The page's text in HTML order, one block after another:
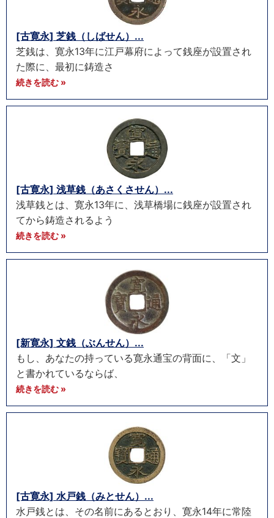
[古寛永] 芝銭（しばせん）...
芝銭は、寛永13年に江戸幕府によって銭座が設置され
た際に、最初に鋳造さ
続きを読む »
[古寛永] 浅草銭（あさくさせん）...
浅草銭とは、寛永13年に、浅草橋場に銭座が設置され
てから鋳造されるよう
続きを読む »
[新寛永] 文銭（ぶんせん）...
もし、あなたの持っている寛永通宝の背面に、「文」
と書かれているならば、
続きを読む »
[古寛永] 水戸銭（みとせん）...
水戸銭とは、その名前にあるとおり、寛永14年に常陸